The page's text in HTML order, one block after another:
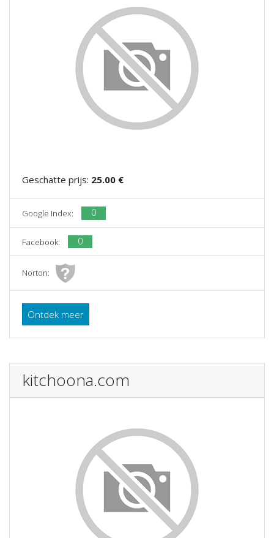
Geschatte prijs: 25.00 €
Google Index: 0
Facebook: 0
Norton:
Ontdek meer
kitchoona.com